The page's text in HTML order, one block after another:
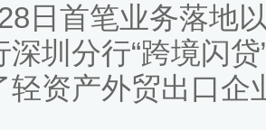
日首笔业务落地
深圳分行“跨境闪
轻资产外贸出口企